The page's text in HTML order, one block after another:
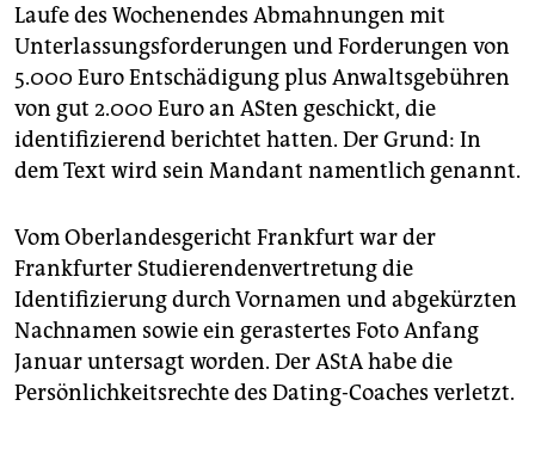
Laufe des Wochenendes Abmahnungen mit
Unterlassungsforderungen und Forderungen von
5.000 Euro Entschädigung plus Anwaltsgebühren
von gut 2.000 Euro an ASten geschickt, die
identifizierend berichtet hatten. Der Grund: In
dem Text wird sein Mandant namentlich genannt.
Vom Oberlandesgericht Frankfurt war der
Frankfurter Studierendenvertretung die
Identifizierung durch Vornamen und abgekürzten
Nachnamen sowie ein gerastertes Foto Anfang
Januar untersagt worden. Der AStA habe die
Persönlichkeitsrechte des Dating-Coaches verletzt.